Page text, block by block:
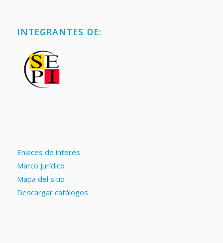
INTEGRANTES DE:
Enlaces de interés
Marco Jurídico
Mapa del sitio
Descargar catálogos